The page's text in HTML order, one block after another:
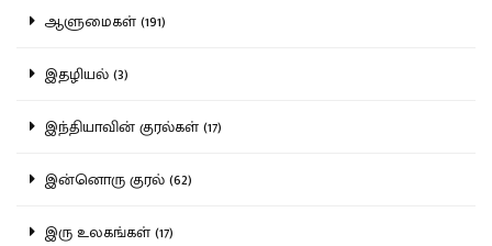
ஆளுமைகள் (191)
இதழியல் (3)
இந்தியாவின் குரல்கள் (17)
இன்னொரு குரல் (62)
இரு உலகங்கள் (17)